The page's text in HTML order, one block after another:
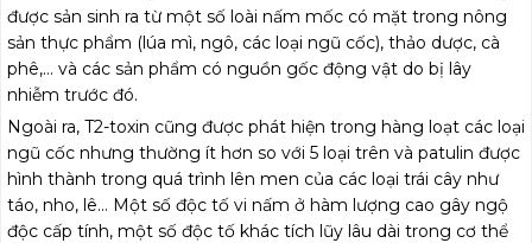
được sản sinh ra từ một số loài nấm mốc có mặt trong nông
sản thực phẩm (lúa mì, ngô, các loại ngũ cốc), thảo dược, cà
phê,… và các sản phẩm có nguồn gốc động vật do bị lây
nhiễm trước đó.
Ngoài ra, T2-toxin cũng được phát hiện trong hàng loạt các loại
ngũ cốc nhưng thường ít hơn so với 5 loại trên và patulin được
hình thành trong quá trình lên men của các loại trái cây như
táo, nho, lê… Một số độc tố vi nấm ở hàm lượng cao gây ngộ
độc cấp tính, một số độc tố khác tích lũy lâu dài trong cơ thể